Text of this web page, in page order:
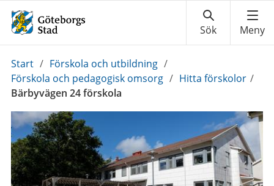
Du
är
här:
Start / Förskola och utbildning /
Förskola och pedagogisk omsorg / Hitta förskolor /
Bärbyvägen 24 förskola